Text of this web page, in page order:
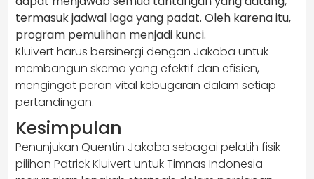
termasuk jadwal laga yang padat. Oleh karena itu,
program pemulihan menjadi kunci.
Kluivert harus bersinergi dengan Jakoba untuk
membangun skema yang efektif dan efisien,
mengingat peran vital kebugaran dalam setiap
pertandingan.
Kesimpulan
Penunjukan Quentin Jakoba sebagai pelatih fisik
pilihan Patrick Kluivert untuk Timnas Indonesia